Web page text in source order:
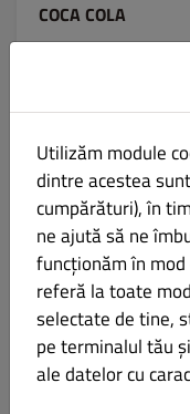
COCA COLA
FUZETEA LAMAIE/
STELLA ARTOIS
Utilizăm module
dintre acestea
cumpărături), în
ne ajută să ne
funcționăm în
referă la toate
selectate de tine,
pe terminalul tău
ale datelor cu